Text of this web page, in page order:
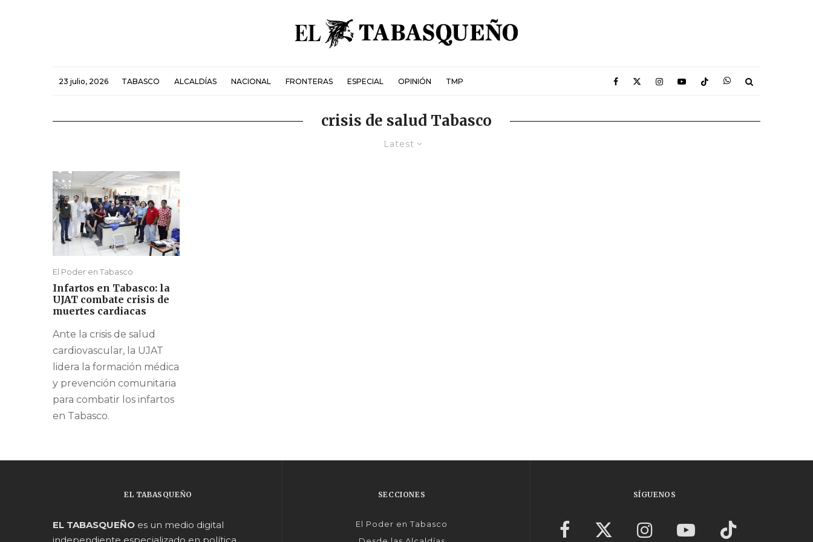
23 julio, 2026 TABASCO ALCALDÍAS NACIONAL FRONTERAS ESPECIAL OPINIÓN TMP
crisis de salud Tabasco
Latest
El Poder en Tabasco
Infartos en Tabasco: la
UJAT combate crisis de
muertes cardiacas
Ante la crisis de salud
cardiovascular, la UJAT
lidera la formación médica
y prevención comunitaria
para combatir los infartos
en Tabasco.
EL TABASQUEÑO
EL TABASQUEÑO es un medio digital
SECCIONES
El Poder en Tabasco
SÍGUENOS